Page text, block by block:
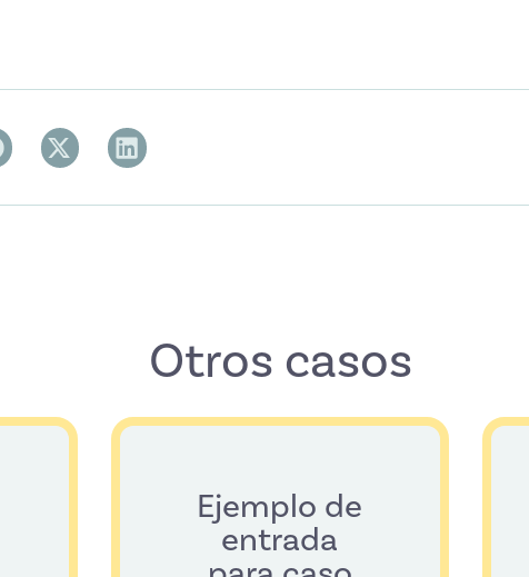
Otros casos
Ejemplo de
entrada